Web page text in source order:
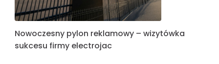
Nowoczesny pylon reklamowy – wizytówka
sukcesu firmy electrojac